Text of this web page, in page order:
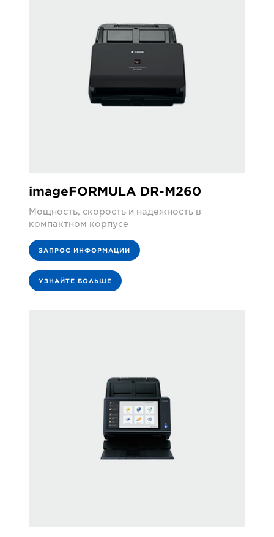
imageFORMULA DR-M260
Мощность, скорость и надежность в
компактном корпусе
ЗАПРОС ИНФОРМАЦИИ
УЗНАЙТЕ БОЛЬШЕ